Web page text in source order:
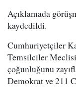
Açıklamada
kaydedildi.
Cumhuriyetçiler
Temsilciler
çoğunluğunu
Demokrat ve 211